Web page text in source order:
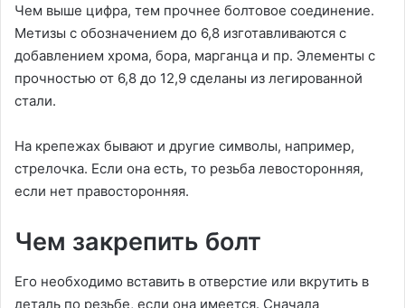
Чем выше цифра, тем прочнее болтовое соединение.
Метизы с обозначением до 6,8 изготавливаются с
добавлением хрома, бора, марганца и пр. Элементы с
прочностью от 6,8 до 12,9 сделаны из легированной
стали.
На крепежах бывают и другие символы, например,
стрелочка. Если она есть, то резьба левосторонняя,
если нет правосторонняя.
Чем закрепить болт
Его необходимо вставить в отверстие или вкрутить в
деталь по резьбе, если она имеется. Сначала